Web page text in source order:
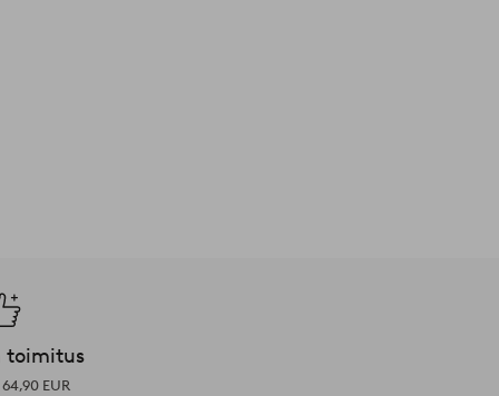
toimitus
EUR